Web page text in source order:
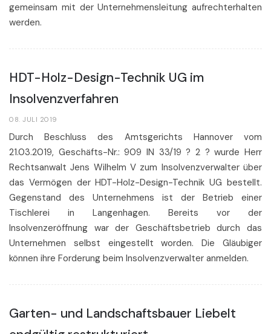
gemeinsam mit der Unternehmensleitung aufrechterhalten
werden.
HDT-Holz-Design-Technik UG im
Insolvenzverfahren
08. JULI 2019
Durch Beschluss des Amtsgerichts Hannover vom
21.03.2019, Geschäfts-Nr.: 909 IN 33/19 ? 2 ? wurde Herr
Rechtsanwalt Jens Wilhelm V zum Insolvenzverwalter über
das Vermögen der HDT-Holz-Design-Technik UG bestellt.
Gegenstand des Unternehmens ist der Betrieb einer
Tischlerei in Langenhagen. Bereits vor der
Insolvenzeröffnung war der Geschäftsbetrieb durch das
Unternehmen selbst eingestellt worden. Die Gläubiger
können ihre Forderung beim Insolvenzverwalter anmelden.
Garten- und Landschaftsbauer Liebelt